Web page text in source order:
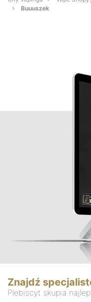
Buuuszek
Znajdź
Plebiscyt skupia